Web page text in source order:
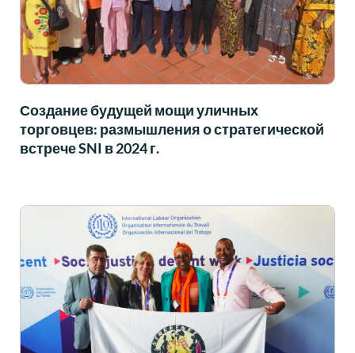
Создание будущей мощи уличных
торговцев: размышления о стратегической
встрече SNI в 2024 г.